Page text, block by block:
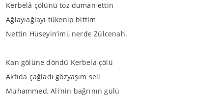
Kerbelâ çölünü toz duman ettin
Ağlayıağlayı tükenip bittim
Nettin Hüseyin’imi, nerde Zülcenah.
Kan gölüne döndü Kerbela çölü
Aktıda çağladı gözyaşım seli
Muhammed, Ali’nin bağrının gülü